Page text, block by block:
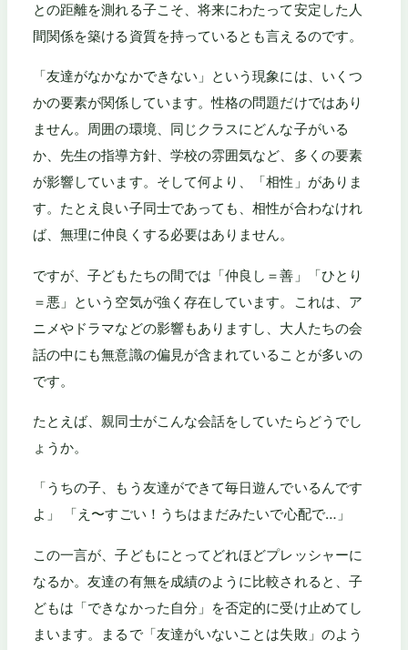
との距離を測れる子こそ、将来にわたって安定した人
間関係を築ける資質を持っているとも言えるのです。
「友達がなかなかできない」という現象には、いくつ
かの要素が関係しています。性格の問題だけではあり
ません。周囲の環境、同じクラスにどんな子がいる
か、先生の指導方針、学校の雰囲気など、多くの要素
が影響しています。そして何より、「相性」がありま
す。たとえ良い子同士であっても、相性が合わなけれ
ば、無理に仲良くする必要はありません。
ですが、子どもたちの間では「仲良し＝善」「ひとり
＝悪」という空気が強く存在しています。これは、ア
ニメやドラマなどの影響もありますし、大人たちの会
話の中にも無意識の偏見が含まれていることが多いの
です。
たとえば、親同士がこんな会話をしていたらどうでし
ょうか。
「うちの子、もう友達ができて毎日遊んでいるんです
よ」 「え〜すごい！うちはまだみたいで心配で…」
この一言が、子どもにとってどれほどプレッシャーに
なるか。友達の有無を成績のように比較されると、子
どもは「できなかった自分」を否定的に受け止めてし
まいます。まるで「友達がいないことは失敗」のよう